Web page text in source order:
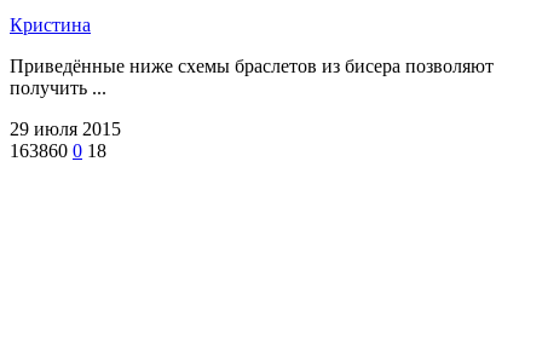
Кристина
Приведённые ниже схемы браслетов из бисера позволяют
получить ...
29 июля 2015
163860 0 18